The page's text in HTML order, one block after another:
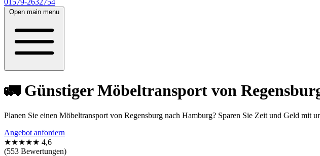
01579-2632754
Open main menu
🚛 Günstiger Möbeltransport von
Planen Sie einen Möbeltransport von Regensburg nach Hamburg? Sparen Sie Zeit und Geld mit
Angebot anfordern
★★★★★ 4,6
(553 Bewertungen)